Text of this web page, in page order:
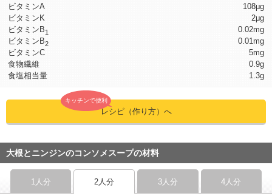
ビタミンA
108μg
ビタミンK
2μg
ビタミンB1
0.02mg
ビタミンB2
0.01mg
ビタミンC
5mg
食物繊維
0.9g
食塩相当量
1.3g
キッチンで便利
レシピ（作り方）へ
大根とニンジンのコンソメスープの材料
1人分 2人分 3人分 4人分